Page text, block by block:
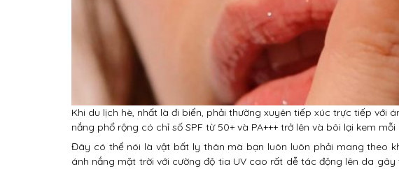
Khi du lịch hè, nhất là đi biển, phải thường xuyên tiếp xúc trực tiếp với
nắng phổ rộng có chỉ số SPF từ 50+ và PA+++ trở lên và bôi lại kem
Đây có thể nói là vật bất ly thân mà bạn luôn luôn phải mang theo
ánh nắng mặt trời với cường độ tia UV cao rất dễ tác động lên da